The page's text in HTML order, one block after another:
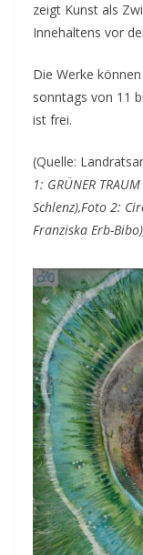
zeigt Kunst als
Innehaltens vor
Die Werke
sonntags von 11
ist frei.
(Quelle:
1: GRÜNER
Schlenz),Foto 2:
Franziska Erb-